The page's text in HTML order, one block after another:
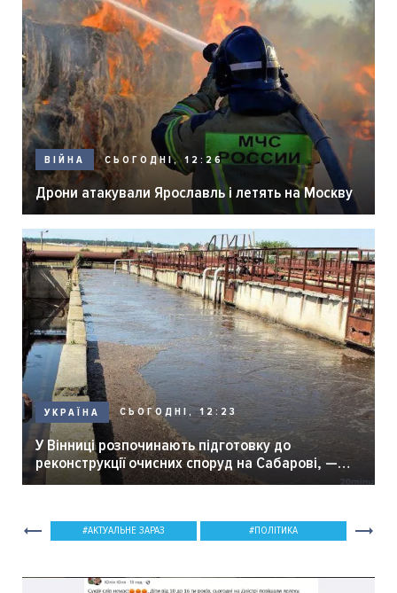
ВІЙНА СЬОГОДНІ, 12:26
Дрони атакували Ярославль і летять на Москву
УКРАЇНА СЬОГОДНІ, 12:23
У Вінниці розпочинають підготовку до
реконструкції очисних споруд на Сабарові, —
мер Вінниці.
АКТУАЛЬНЕ ЗАРАЗ ПОЛІТИКА